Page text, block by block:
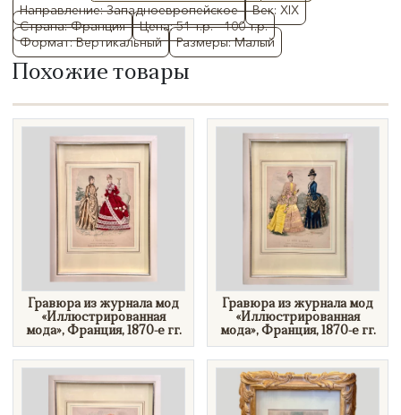
Направление: Западноевропейское
Век: XIX
Страна: Франция
Цена: 51 т.р. - 100 т.р.
Формат: Вертикальный
Размеры: Малый
Похожие товары
​Гравюра из журнала мод
«Иллюстрированная
мода», Франция, 1870-е гг.
Гравюра из журнала мод
«Иллюстрированная
мода», Франция, 1870-е гг.